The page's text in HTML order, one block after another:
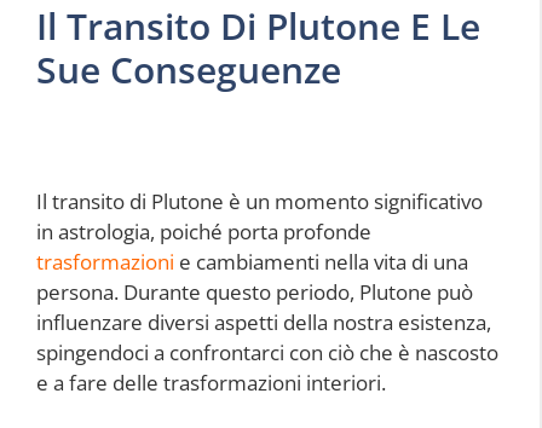
Il Transito Di Plutone E Le
Sue Conseguenze
Il transito di Plutone è un momento significativo
in astrologia, poiché porta profonde
trasformazioni e cambiamenti nella vita di una
persona. Durante questo periodo, Plutone può
influenzare diversi aspetti della nostra esistenza,
spingendoci a confrontarci con ciò che è nascosto
e a fare delle trasformazioni interiori.